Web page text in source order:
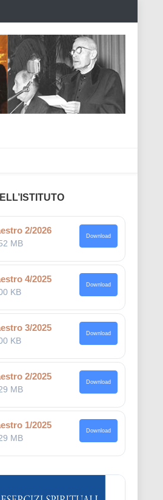
2/2026
MB
Download
4/2025
KB
Download
3/2025
KB
Download
2/2025
MB
Download
1/2025
MB
Download